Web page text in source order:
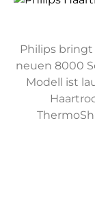
Philips
neuen 8000
Modell ist